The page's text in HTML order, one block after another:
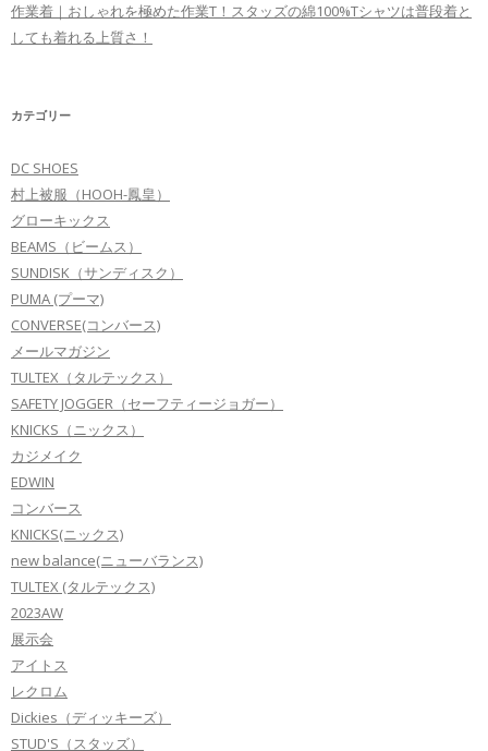
作業着｜おしゃれを極めた作業T！スタッズの綿100%Tシャツは普段着と
しても着れる上質さ！
カテゴリー
DC SHOES
村上被服（HOOH-鳳皇）
グローキックス
BEAMS（ビームス）
SUNDISK（サンディスク）
PUMA (プーマ)
CONVERSE(コンバース)
メールマガジン
TULTEX（タルテックス）
SAFETY JOGGER（セーフティージョガー）
KNICKS（ニックス）
カジメイク
EDWIN
コンバース
KNICKS(ニックス)
new balance(ニューバランス)
TULTEX (タルテックス)
2023AW
展示会
アイトス
レクロム
Dickies（ディッキーズ）
STUD'S（スタッズ）